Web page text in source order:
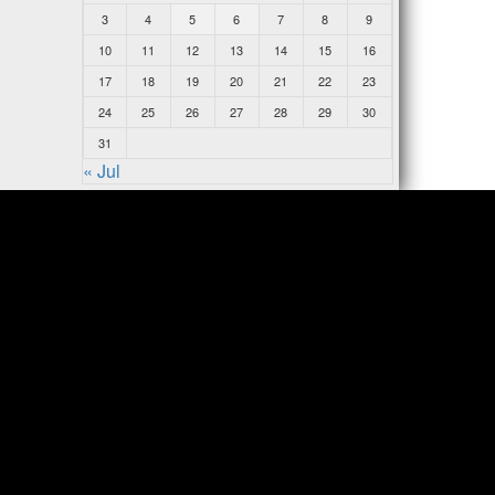
3
4 5 6 7 8
9
10
11 12 13 14 15
16
17
18 19 20 21 22
23
24
25 26 27 28 29
30
31
« Jul